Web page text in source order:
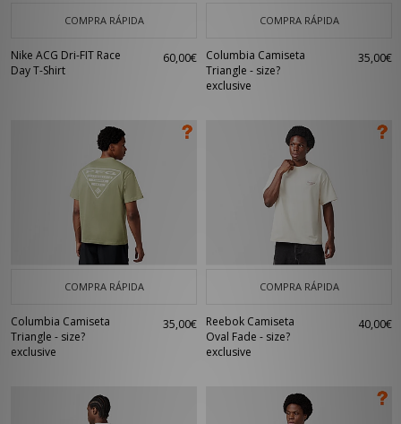
COMPRA RÁPIDA
Nike ACG Dri-FIT Race
Day T-Shirt
60,00€
COMPRA RÁPIDA
Columbia Camiseta
Triangle - size?
exclusive
35,00€
COMPRA RÁPIDA
Columbia Camiseta
Triangle - size?
exclusive
35,00€
COMPRA RÁPIDA
Reebok Camiseta
Oval Fade - size?
exclusive
40,00€